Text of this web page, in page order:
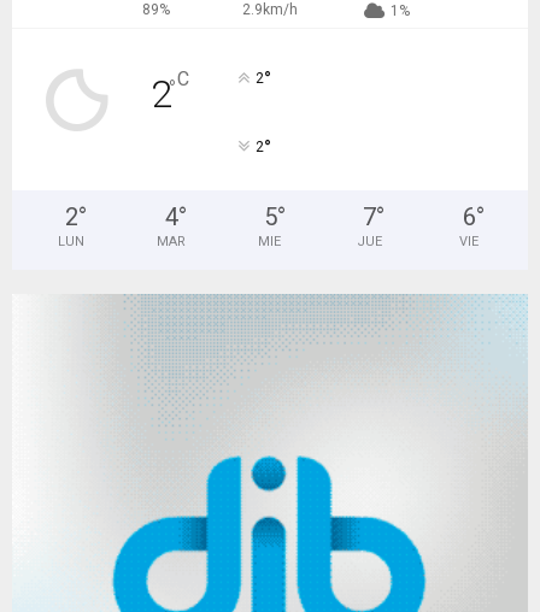
89% 2.9km/h 1%
2°C 2°
2°
2°
LUN
4°
MAR
5°
MIE
7°
JUE
6°
VIE